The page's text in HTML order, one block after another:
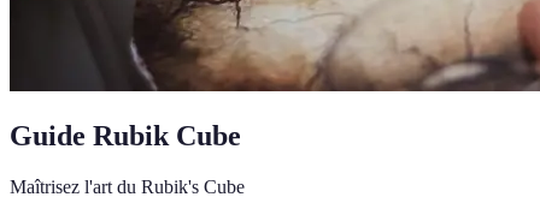
Guide Rubik Cube
Maîtrisez l'art du Rubik's Cube